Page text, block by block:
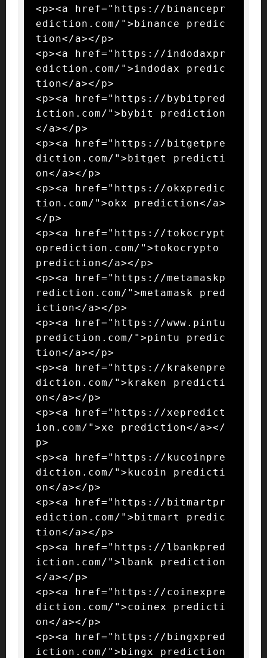
<p><a href="https://binancepr
ediction.com/">binance predic
tion</a></p>
<p><a href="https://indodaxpr
ediction.com/">indodax predic
tion</a></p>
<p><a href="https://bybitpred
iction.com/">bybit prediction
</a></p>
<p><a href="https://bitgetpre
diction.com/">bitget predicti
on</a></p>
<p><a href="https://okxpredic
tion.com/">okx prediction</a>
</p>
<p><a href="https://tokocrypt
oprediction.com/">tokocrypto
prediction</a></p>
<p><a href="https://metamaskp
rediction.com/">metamask pred
iction</a></p>
<p><a href="https://www.pintu
prediction.com/">pintu predic
tion</a></p>
<p><a href="https://krakenpre
diction.com/">kraken predicti
on</a></p>
<p><a href="https://xepredict
ion.com/">xe prediction</a></
p>
<p><a href="https://kucoinpre
diction.com/">kucoin predicti
on</a></p>
<p><a href="https://bitmartpr
ediction.com/">bitmart predic
tion</a></p>
<p><a href="https://lbankpred
iction.com/">lbank prediction
</a></p>
<p><a href="https://coinexpre
diction.com/">coinex predicti
on</a></p>
<p><a href="https://bingxpred
iction.com/">bingx prediction